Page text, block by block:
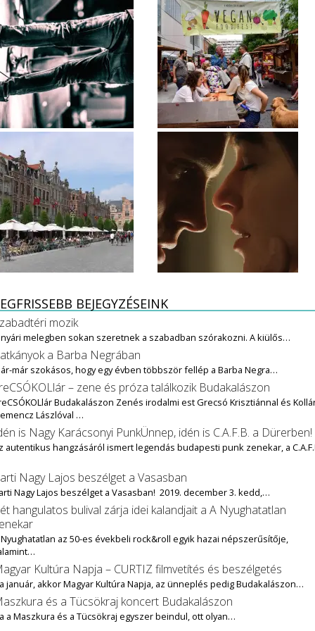
BEJEGYZÉSEINK
mozik
melegben sokan szeretnek a szabadban szórakozni. A kiülős…
a Barba Negrában
már szokásos, hogy egy évben többször fellép a Barba Negra…
– zene és próza találkozik Budakalászon
Budakalászon Zenés irodalmi est Grecsó Krisztiánnal és
Lászlóval …
is Nagy Karácsonyi PunkÜnnep, idén is C.A.F.B. a Dürerben!
autentikus hangzásáról ismert legendás budapesti punk zenekar, a
Nagy Lajos beszélget a Vasasban
Nagy Lajos beszélget a Vasasban! 2019. december 3. kedd,…
hangulatos bulival zárja idei kalandjait a A Nyughatatlan
az 50-es évekbeli rock&roll egyik hazai népszerűsítője,
Kultúra Napja – CURTIZ filmvetítés és beszélgetés
január, akkor Magyar Kultúra Napja, az ünneplés pedig Budakalászon…
és a Tücsökraj koncert Budakalászon
a Maszkura és a Tücsökraj egyszer beindul, ott olyan…